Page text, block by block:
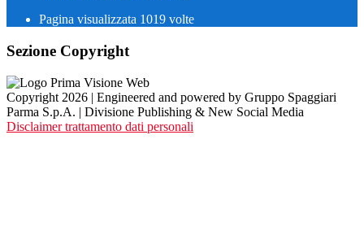
Pagina visualizzata 1019 volte
Sezione Copyright
Copyright 2026 | Engineered and powered by Gruppo Spaggiari
Parma S.p.A. | Divisione Publishing & New Social Media
Disclaimer trattamento dati personali